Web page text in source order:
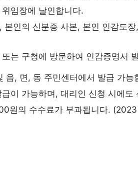
임장에 날인합니다.
본인의 신분증 사본, 본인 인감도
는 구청에 방문하여 인감증명서
읍, 면, 동 주민센터에서 발급 가능
이 가능하며, 대리인 신청 시에도
원의 수수료가 부과됩니다.